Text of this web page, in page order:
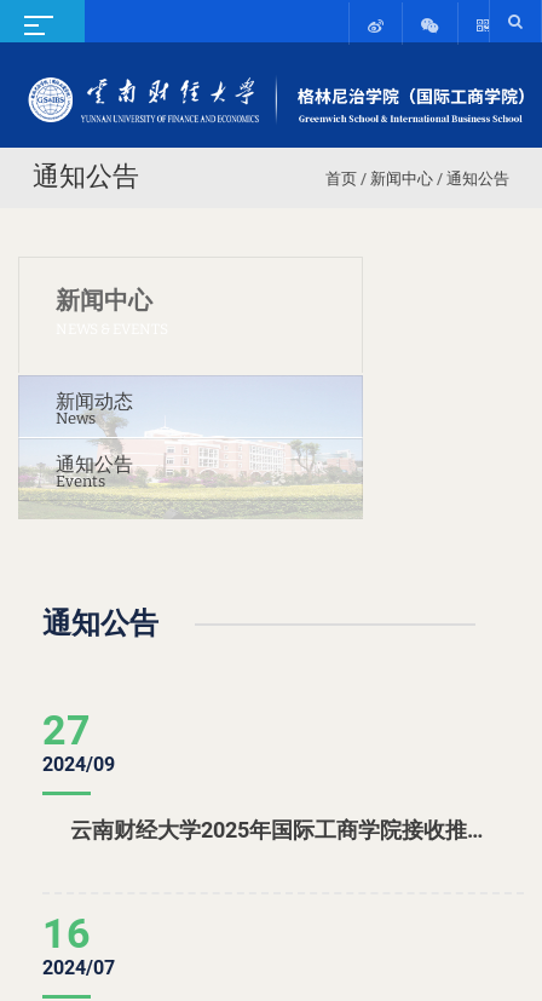
通知公告 首页 / 新闻中心 / 通知公告
新闻中心
新闻动态
News
通知公告
Events
通知公告
27
2024/09
云南财经大学2025年国际工商学院接收推免硕士研究生复试录取实施细则（线下）
16
2024/07